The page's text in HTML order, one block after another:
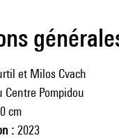
et Milos Cvach
Centre Pompidou
cm
2023